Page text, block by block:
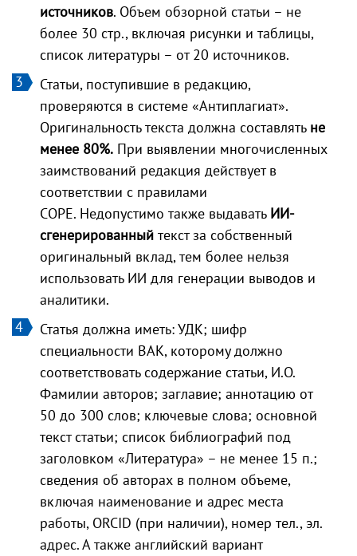
источников. Объем обзорной статьи – не
более 30 стр., включая рисунки и таблицы,
список литературы – от 20 источников.
Статьи, поступившие в редакцию,
проверяются в системе «Антиплагиат».
Оригинальность текста должна составлять не
менее 80%. При выявлении многочисленных
заимствований редакция действует в
соответствии с правилами
COPE. Недопустимо также выдавать ИИ-
сгенерированный текст за собственный
оригинальный вклад, тем более нельзя
использовать ИИ для генерации выводов и
аналитики.
Статья должна иметь: УДК; шифр
специальности ВАК, которому должно
соответствовать содержание статьи, И.О.
Фамилии авторов; заглавие; аннотацию от
50 до 300 слов; ключевые слова; основной
текст статьи; список библиографий под
заголовком «Литература» – не менее 15 п.;
сведения об авторах в полном объеме,
включая наименование и адрес места
работы, ORCID (при наличии), номер тел., эл.
адрес. А также английский вариант